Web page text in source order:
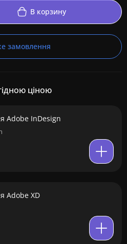
В корзину
замовлення
ціною
Adobe InDesign
Adobe XD